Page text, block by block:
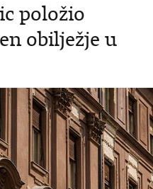
položio
obilježje u